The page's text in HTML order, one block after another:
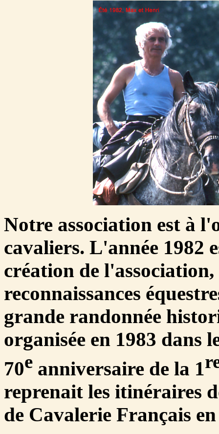
Notre association est à
cavaliers. L'année 1982
création de l'association,
reconnaissances
grande randonnée
organisée en 1983 dans
70e anniversaire de la 1
reprenait les itinéraires
de Cavalerie Français